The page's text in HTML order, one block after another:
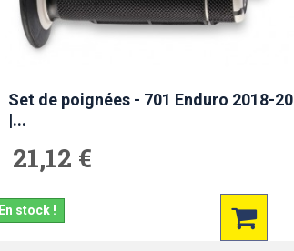
Set de poignées - 701 Enduro 2018-20
|...
21,12 €
En stock !